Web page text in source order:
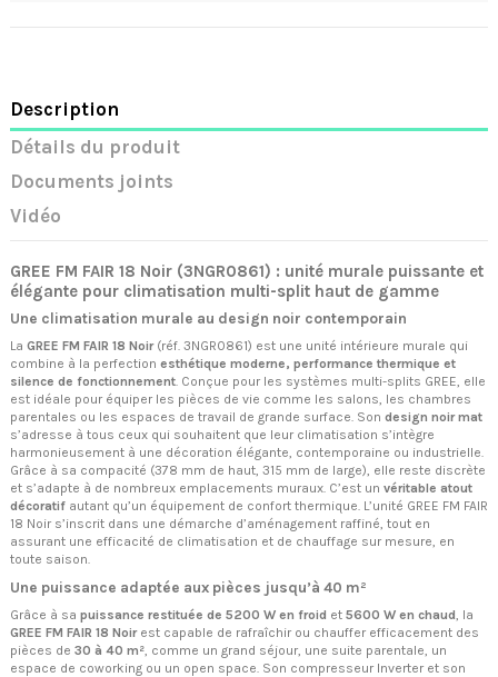
Description
Détails du produit
Documents joints
Vidéo
GREE FM FAIR 18 Noir (3NGR0861) : unité murale puissante et
élégante pour climatisation multi-split haut de gamme
Une climatisation murale au design noir contemporain
La GREE FM FAIR 18 Noir(réf. 3NGR0861) est une unité intérieure murale qui
combine à la perfection esthétique moderne, performance thermique et
silence de fonctionnement. Conçue pour les systèmes multi-splits GREE, elle
est idéale pour équiper les pièces de vie comme les salons, les chambres
parentales ou les espaces de travail de grande surface. Son design noir mat
s’adresse à tous ceux qui souhaitent que leur climatisation s’intègre
harmonieusement à une décoration élégante, contemporaine ou industrielle.
Grâce à sa compacité (378 mm de haut, 315 mm de large), elle reste discrète
et s’adapte à de nombreux emplacements muraux. C’est un véritable atout
décoratif autant qu’un équipement de confort thermique. L’unité GREE FM FAIR
18 Noir s’inscrit dans une démarche d’aménagement raffiné, tout en
assurant une efficacité de climatisation et de chauffage sur mesure, en
toute saison.
Une puissance adaptée aux pièces jusqu’à 40 m²
Grâce à sa puissance restituée de 5200 W en froid et 5600 W en chaud , la
GREE FM FAIR 18 Noirest capable de rafraîchir ou chauffer efficacement des
pièces de 30 à 40 m² , comme un grand séjour, une suite parentale, un
espace de coworking ou un open space. Son compresseur Inverter et son